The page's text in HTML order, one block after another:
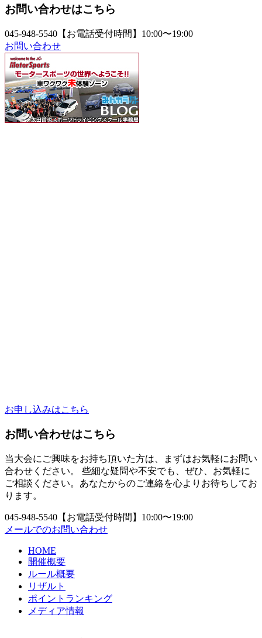
お問い合わせはこちら
045-948-5540 【お電話受付時間】10:00〜19:00
お問い合わせ
お申し込みはこちら
お問い合わせはこちら
当大会にご興味をお持ち頂いた方は、まずはお気軽にお問い
合わせください。 些細な疑問や不安でも、ぜひ、お気軽に
ご相談ください。あなたからのご連絡を心よりお待ちしてお
ります。
045-948-5540 【お電話受付時間】10:00〜19:00
メールでのお問い合わせ
HOME
開催概要
ルール概要
リザルト
ポイントランキング
メディア情報